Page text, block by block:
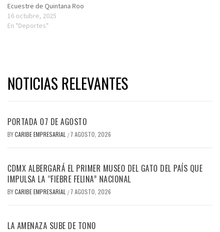
Ecuestre de Quintana Roo
16 octubre, 2025
En "Deportes"
NOTICIAS RELEVANTES
PORTADA 07 DE AGOSTO
BYCARIBE EMPRESARIAL / 7 AGOSTO, 2026
CDMX ALBERGARÁ EL PRIMER MUSEO DEL GATO DEL PAÍS QUE
IMPULSA LA “FIEBRE FELINA” NACIONAL
BYCARIBE EMPRESARIAL / 7 AGOSTO, 2026
LA AMENAZA SUBE DE TONO